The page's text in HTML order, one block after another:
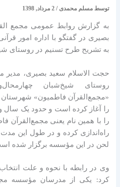
توسط مسلم محمدی/2 مرداد, 1398
به گزارش روابط عمومی مجمع
بصیری در گفتگو با اداره امور
به تشریح طرح تسنیم در روستای
حجت الاسلام سعید بصیری، مدیر
روستای شیخ‌شبان
را آغاز کرده است و حدود یک سال
را با همین نام یعنی
راه‌اندازی کرده‌ و در طول این
لحن در این مؤسسه برگزار شده
وی در رابطه با نحوه و علت
کرد: یکی از مدرسان مؤسسه